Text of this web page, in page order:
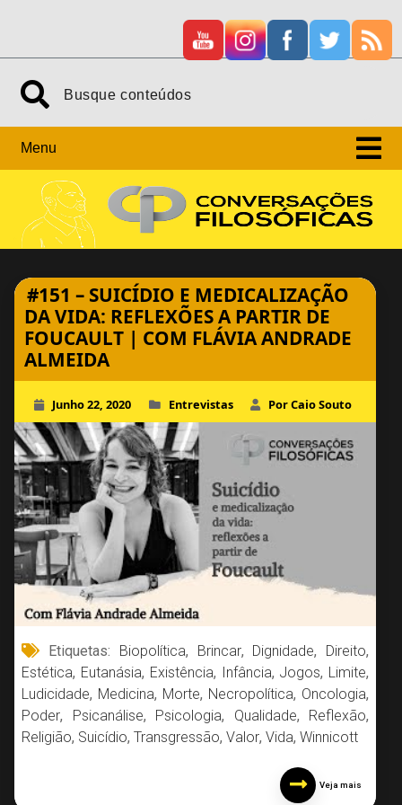
Search
Menu
#151 – SUICÍDIO E MEDICALIZAÇÃO
DA VIDA: REFLEXÕES A PARTIR DE
FOUCAULT | COM FLÁVIA ANDRADE
ALMEIDA
Junho 22, 2020 Entrevistas Por Caio Souto
Etiquetas: Biopolítica, Brincar, Dignidade, Direito,
Estética, Eutanásia, Existência, Infância, Jogos, Limite,
Ludicidade, Medicina, Morte, Necropolítica, Oncologia,
Poder, Psicanálise, Psicologia, Qualidade, Reflexão,
Religião, Suicídio, Transgressão, Valor, Vida, Winnicott
Veja mais